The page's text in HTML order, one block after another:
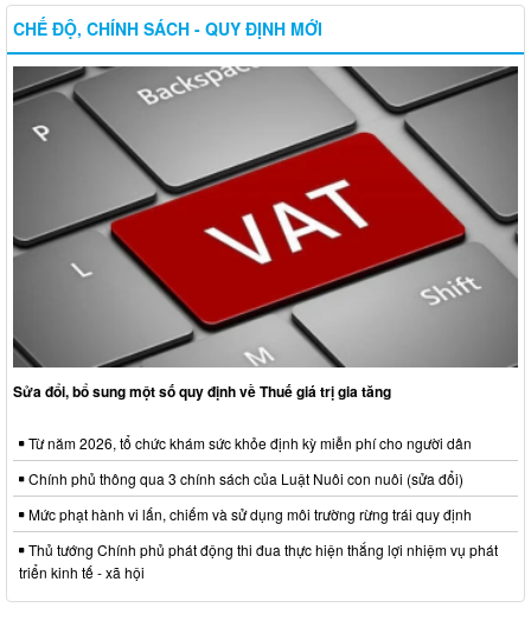
CHẾ ĐỘ, CHÍNH SÁCH - QUY ĐỊNH MỚI
Sửa đổi, bổ sung một số quy định về Thuế giá trị gia tăng
Từ năm 2026, tổ chức khám sức khỏe định kỳ miễn phí cho người dân
Chính phủ thông qua 3 chính sách của Luật Nuôi con nuôi (sửa đổi)
Mức phạt hành vi lấn, chiếm và sử dụng môi trường rừng trái quy định
Thủ tướng Chính phủ phát động thi đua thực hiện thắng lợi nhiệm vụ phát
triển kinh tế - xã hội